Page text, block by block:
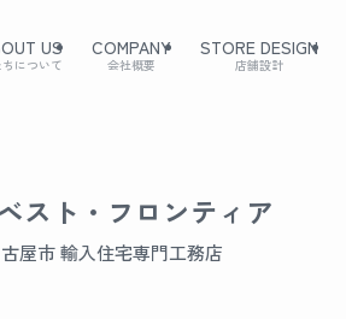
US
について
COMPANY
会社概要
STORE DESIGN
店舗設計
スト・フロンティア
屋市 輸入住宅専門工務店